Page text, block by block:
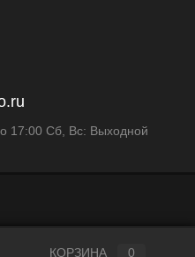
17:00 Сб, Вс: Выходной
КОРЗИНА 0